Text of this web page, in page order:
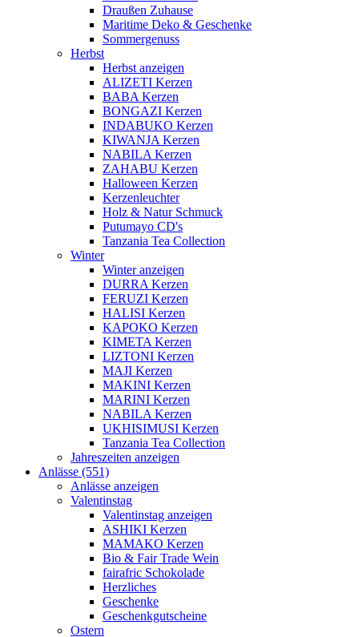
Draußen Zuhause
Maritime Deko & Geschenke
Sommergenuss
Herbst
Herbst anzeigen
ALIZETI Kerzen
BABA Kerzen
BONGAZI Kerzen
INDABUKO Kerzen
KIWANJA Kerzen
NABILA Kerzen
ZAHABU Kerzen
Halloween Kerzen
Kerzenleuchter
Holz & Natur Schmuck
Putumayo CD's
Tanzania Tea Collection
Winter
Winter anzeigen
DURRA Kerzen
FERUZI Kerzen
HALISI Kerzen
KAPOKO Kerzen
KIMETA Kerzen
LIZTONI Kerzen
MAJI Kerzen
MAKINI Kerzen
MARINI Kerzen
NABILA Kerzen
UKHISIMUSI Kerzen
Tanzania Tea Collection
Jahreszeiten anzeigen
Anlässe (551)
Anlässe anzeigen
Valentinstag
Valentinstag anzeigen
ASHIKI Kerzen
MAMAKO Kerzen
Bio & Fair Trade Wein
fairafric Schokolade
Herzliches
Geschenke
Geschenkgutscheine
Ostern